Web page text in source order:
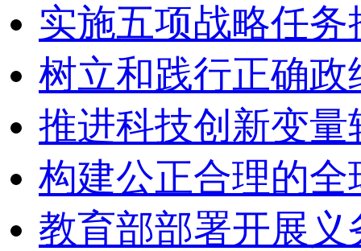
实施五项战略任
树立和践行正确
推进科技创新变
构建公正合理的
教育部部署开展义